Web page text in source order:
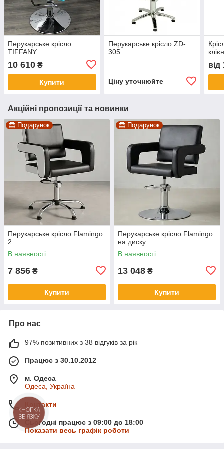
Перукарське крісло
TIFFANY
10 610 ₴
Купити
Перукарське крісло ZD-
305
Ціну уточнюйте
від
Акційні пропозиції та новинки
Подарунок
Перукарське крісло Flamingo
2
В наявності
7 856 ₴
Купити
Подарунок
Перукарське крісло Flamingo
на диску
В наявності
13 048 ₴
Купити
Про нас
97% позитивних з 38 відгуків за рік
Працює з 30.10.2012
м. Одеса
Одеса, Україна
Контакти
Сьогодні працює з 09:00 до 18:00
Показати весь графік роботи
КНОПКА
ЗВ'ЯЗКУ